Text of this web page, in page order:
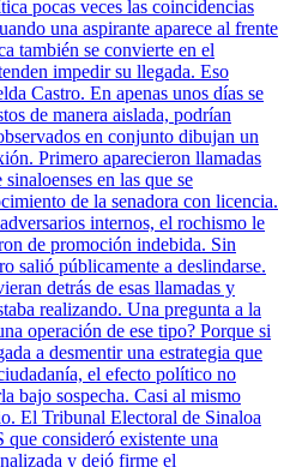
pocas veces las coincidencias
una aspirante aparece al frente
también se convierte en el
impedir su llegada. Eso
Castro. En apenas unos días se
de manera aislada, podrían
en conjunto dibujan un
Primero aparecieron llamadas
en las que se
de la senadora con licencia.
internos, el rochismo le
de promoción indebida. Sin
salió públicamente a deslindarse.
detrás de esas llamadas y
realizando. Una pregunta a la
operación de ese tipo? Porque si
a desmentir una estrategia que
el efecto político no
bajo sospecha. Casi al mismo
El Tribunal Electoral de Sinaloa
consideró existente una
y dejó firme el